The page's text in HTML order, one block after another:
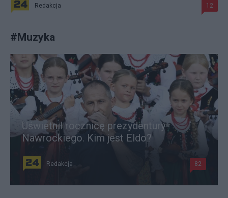
Redakcja 12
#Muzyka
Uświetnił rocznicę prezydentury
Nawrockiego. Kim jest Eldo?
Redakcja 82